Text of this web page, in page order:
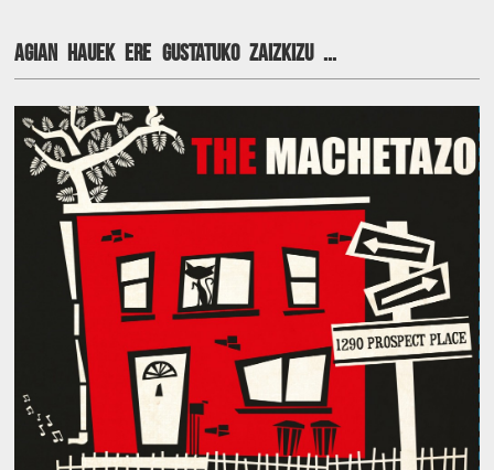
Agian hauek ere gustatuko zaizkizu ...